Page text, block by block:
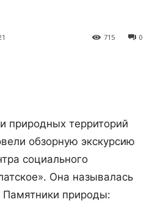
0
715
природных территорий
обзорную экскурсию
социального
Она называлась
природы: